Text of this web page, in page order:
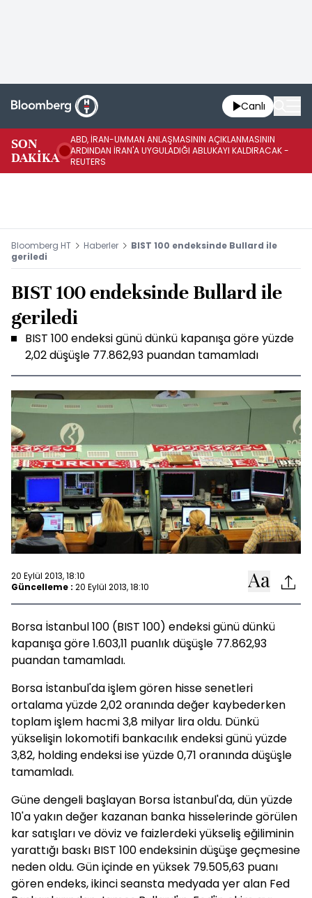
Canlı
SON
DAKİKA
ABD, İRAN-UMMAN ANLAŞMASININ AÇIKLANMASININ
ARDINDAN İRAN'A UYGULADIĞI ABLUKAYI KALDIRACAK -
REUTERS
Bloomberg HT Haberler
BIST 100 endeksinde Bullard ile
geriledi
BIST 100 endeksinde Bullard ile
geriledi
BIST 100 endeksi günü dünkü kapanışa göre yüzde
2,02 düşüşle 77.862,93 puandan tamamladı
20 Eylül 2013, 18:10
Güncelleme : 20 Eylül 2013, 18:10
Borsa İstanbul 100 (BIST 100) endeksi günü dünkü
kapanışa göre 1.603,11 puanlık düşüşle 77.862,93
puandan tamamladı.
Borsa İstanbul'da işlem gören hisse senetleri
ortalama yüzde 2,02 oranında değer kaybederken
toplam işlem hacmi 3,8 milyar lira oldu. Dünkü
yükselişin lokomotifi bankacılık endeksi günü yüzde
3,82, holding endeksi ise yüzde 0,71 oranında düşüşle
tamamladı.
Güne dengeli başlayan Borsa İstanbul'da, dün yüzde
10'a yakın değer kazanan banka hisselerinde görülen
kar satışları ve döviz ve faizlerdeki yükseliş eğiliminin
yarattığı baskı BIST 100 endeksinin düşüşe geçmesine
neden oldu. Gün içinde en yüksek 79.505,63 puanı
gören endeks, ikinci seansta medyada yer alan Fed